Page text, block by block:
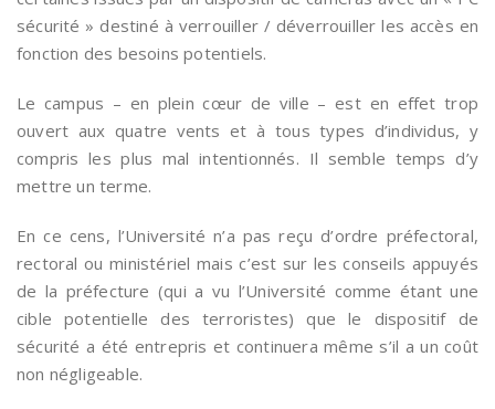
sécurité » destiné à verrouiller / déverrouiller les accès en
fonction des besoins potentiels.
Le campus – en plein cœur de ville – est en effet trop
ouvert aux quatre vents et à tous types d’individus, y
compris les plus mal intentionnés. Il semble temps d’y
mettre un terme.
En ce cens, l’Université n’a pas reçu d’ordre préfectoral,
rectoral ou ministériel mais c’est sur les conseils appuyés
de la préfecture (qui a vu l’Université comme étant une
cible potentielle des terroristes) que le dispositif de
sécurité a été entrepris et continuera même s’il a un coût
non négligeable.